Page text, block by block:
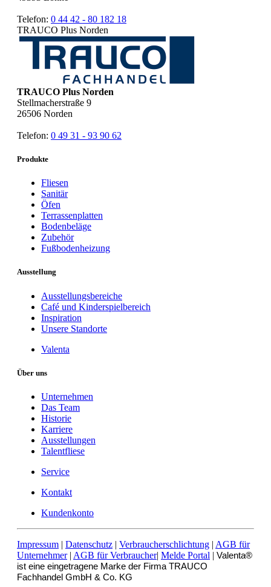
Telefon: 0 44 42 - 80 182 18
TRAUCO Plus Norden
TRAUCO Plus Norden
Stellmacherstraße 9
26506 Norden
Telefon: 0 49 31 - 93 90 62
Produkte
Fliesen
Sanitär
Öfen
Terrassenplatten
Bodenbeläge
Zubehör
Fußbodenheizung
Ausstellung
Ausstellungsbereiche
Café und Kinderspielbereich
Inspiration
Unsere Standorte
Valenta
Über uns
Unternehmen
Das Team
Historie
Karriere
Ausstellungen
Talentfliese
Service
Kontakt
Kundenkonto
Impressum | Datenschutz | Verbraucherschlichtung | AGB für
Unternehmer| AGB für Verbraucher| Melde Portal | Valenta®
ist eine eingetragene Marke der Firma TRAUCO
Fachhandel GmbH & Co. KG